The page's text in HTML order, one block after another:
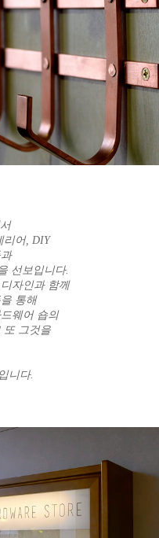
리어, DIY
선보입니다.
자인과 함께
통해
웨어 숍의
또 그것을
니다.